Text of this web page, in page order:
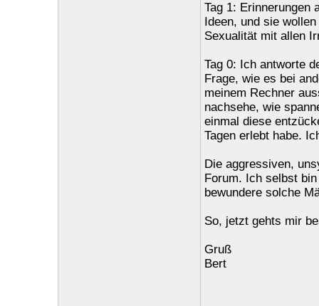
Tag 1: Erinnerungen
Ideen, und sie
Sexualität mit allen
Tag 0: Ich antworte
Frage, wie es bei
meinem Rechner
nachsehe, wie
einmal diese
Tagen erlebt habe.
Die aggressiven,
Forum. Ich selbst
bewundere solche
So, jetzt gehts mir
Gruß
Bert